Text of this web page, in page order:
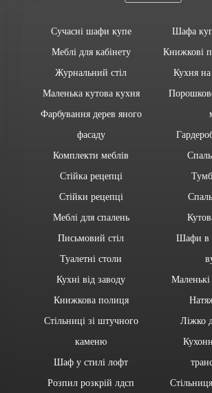
Сучасні шафи купе
Меблі для кабінету
Журнальний стіл
Маленька кутова кухня
Фарбування дерев яного
фасаду
Комплекти меблів
Стійка рецепці
Стійки рецепці
Шафа
Книжкові
Кухня
Меблі для спалень
Письмовий стіл
Туалетні столи
Кухні від заводу
Книжкова полиця
Стільниці зі штучного
каменю
Шаф у стилі лофт
Розпил розкрій лдсп
Шафи в
Маленькі
Ліжко